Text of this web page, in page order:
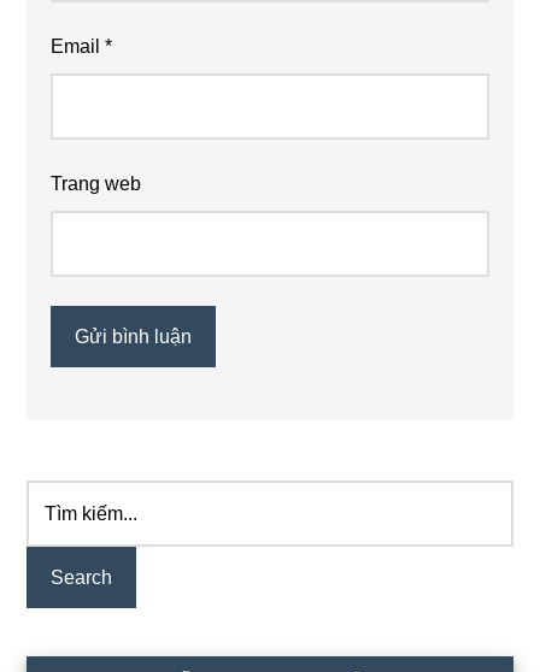
Email*
Trang web
Primary
Sidebar
kiếm...